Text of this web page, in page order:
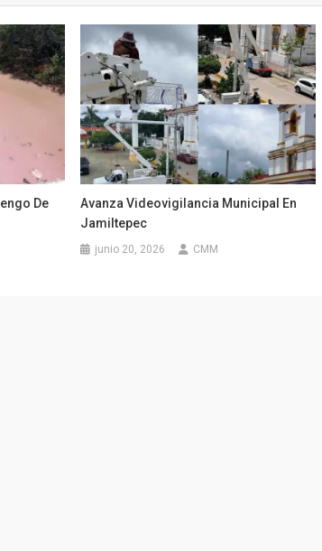
De
Avanza Videovigilancia Municipal En
Jamiltepec
junio 20, 2026 CMM